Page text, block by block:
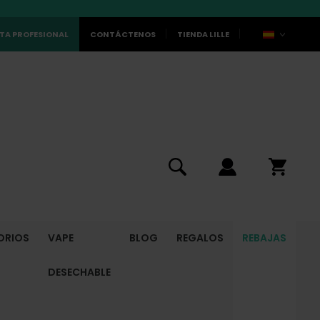
TIENDA LILLE
CONTÁCTENOS
PROFESIONAL
VAPE
DESECHABLE
BLOG REGALOS REBAJAS